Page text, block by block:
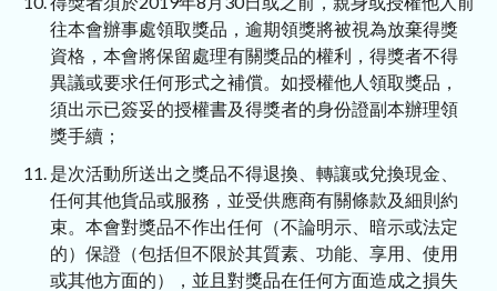
往本會辦事處領取獎品，逾期領獎將被視為放棄得獎
資格，本會將保留處理有關獎品的權利，得獎者不得
異議或要求任何形式之補償。如授權他人領取獎品，
須出示已簽妥的授權書及得獎者的身份證副本辦理領
獎手續；
是次活動所送出之獎品不得退換、轉讓或兌換現金、
任何其他貨品或服務，並受供應商有關條款及細則約
束。本會對獎品不作出任何（不論明示、暗示或法定
的）保證（包括但不限於其質素、功能、享用、使用
或其他方面的），並且對獎品在任何方面造成之損失